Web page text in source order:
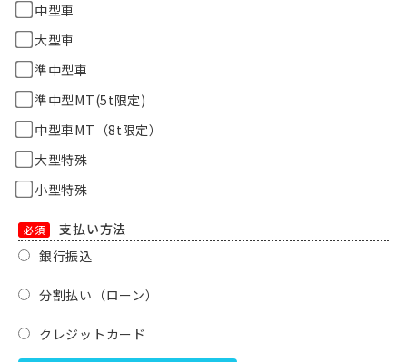
中型車
大型車
準中型車
準中型MT(5t限定)
中型車MT（8t限定）
大型特殊
小型特殊
必須
支払い方法
銀行振込
分割払い（ローン）
クレジットカード